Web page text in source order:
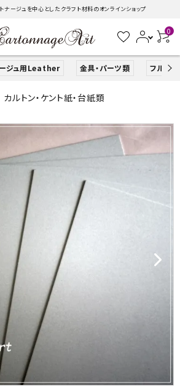
ージュを中心としたクラフト材料のオンラインショップ
0
ジュ用Leather 金具・パーツ類 フルキッ
search
新規会員登録
用
カルトン・ケント紙・台紙類